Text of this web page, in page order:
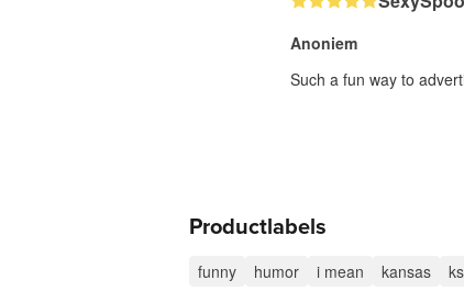
Anoniem
Such a fun way to
Productlabels
funny humor i mean kansas ks